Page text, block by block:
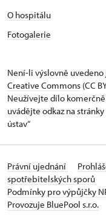
O hospitálu
Fotogalerie
Není-li výslovně
Creative Commons (CC
Neužívejte dílo
uvádějte odkaz na
ústav“
Právní ujednání
spotřebitelských sporů
Podmínky pro výpůjčky
Provozuje BluePool s.r.o.